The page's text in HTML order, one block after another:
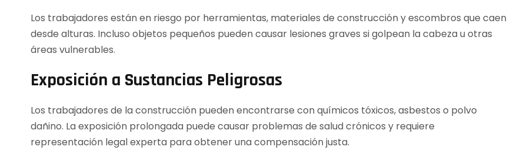
Los trabajadores están en riesgo por herramientas, materiales de construcción y escombros que caen
desde alturas. Incluso objetos pequeños pueden causar lesiones graves si golpean la cabeza u otras
áreas vulnerables.
Exposición a Sustancias Peligrosas
Los trabajadores de la construcción pueden encontrarse con químicos tóxicos, asbestos o polvo
dañino. La exposición prolongada puede causar problemas de salud crónicos y requiere
representación legal experta para obtener una compensación justa.